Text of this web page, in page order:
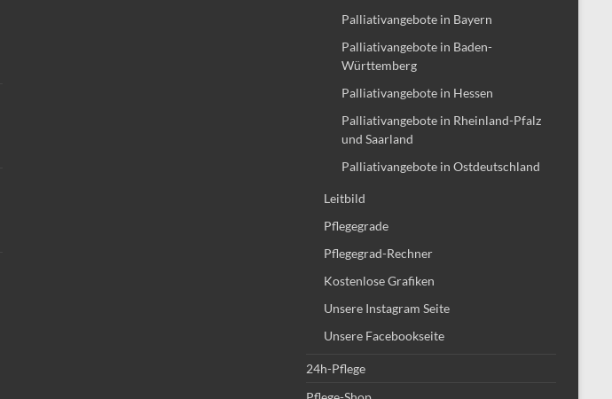
Palliativangebote in Bayern
Palliativangebote in Baden-
Württemberg
Palliativangebote in Hessen
Palliativangebote in Rheinland-Pfalz
und Saarland
Palliativangebote in Ostdeutschland
Leitbild
Pflegegrade
Pflegegrad-Rechner
Kostenlose Grafiken
Unsere Instagram Seite
Unsere Facebookseite
24h-Pflege